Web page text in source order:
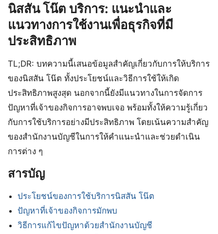
นิสสัน โน๊ต บริการ: แนะนำและ
แนวทางการใช้งานเพื่อธุรกิจที่มี
ประสิทธิภาพ
TL;DR: บทความนี้เสนอข้อมูลสำคัญเกี่ยวกับการให้บริการ
ของนิสสัน โน๊ต ทั้งประโยชน์และวิธีการใช้ให้เกิด
ประสิทธิภาพสูงสุด นอกจากนี้ยังมีแนวทางในการจัดการ
ปัญหาที่เจ้าของกิจการอาจพบเจอ พร้อมทั้งให้ความรู้เกี่ยว
กับการใช้บริการอย่างมีประสิทธิภาพ โดยเน้นความสำคัญ
ของสำนักงานบัญชีในการให้คำแนะนำและช่วยดำเนิน
การต่าง ๆ
สารบัญ
ประโยชน์ของการใช้บริการนิสสัน โน๊ต
ปัญหาที่เจ้าของกิจการมักพบ
วิธีการแก้ไขปัญหาด้วยสำนักงานบัญชี